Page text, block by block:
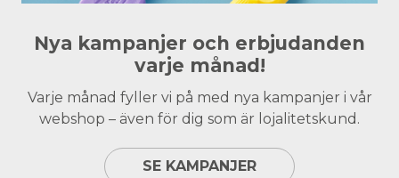
Nya kampanjer och erbjudanden
varje månad!
Varje månad fyller vi på med nya kampanjer i vår
webshop – även för dig som är lojalitetskund.
SE KAMPANJER